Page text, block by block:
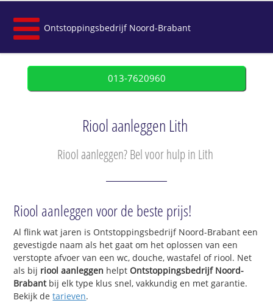
Ontstoppingsbedrijf Noord-Brabant
013-7620960
Riool aanleggen Lith
Riool aanleggen? Bel voor hulp in Lith
Riool aanleggen voor de beste prijs!
Al flink wat jaren is Ontstoppingsbedrijf Noord-Brabant een
gevestigde naam als het gaat om het oplossen van een
verstopte afvoer van een wc, douche, wastafel of riool. Net
als bij riool aanleggen helptOntstoppingsbedrijf Noord-
Brabantbij elk type klus snel, vakkundig en met garantie.
Bekijk detarieven.